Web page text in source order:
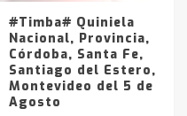
#Timba# Quiniela
Nacional, Provincia,
Córdoba, Santa Fe,
Santiago del Estero,
Montevideo del 5 de
Agosto